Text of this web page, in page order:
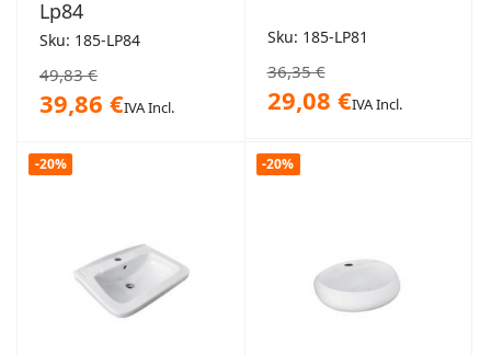
Lp84
Sku: 185-LP84
49,83 €
39,86 €IVA Incl.
Sku: 185-LP81
36,35 €
29,08 €IVA Incl.
-20% -20%